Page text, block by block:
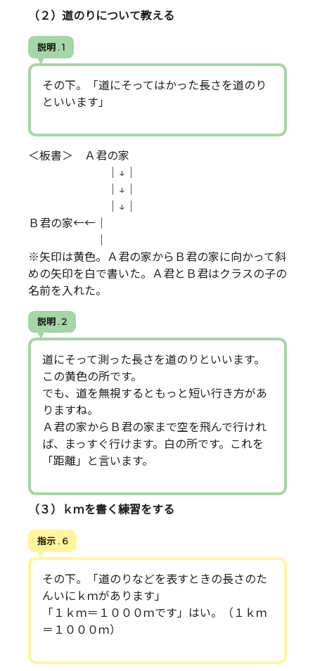
（２）道のりについて教える
説明 . 1
その下。「道にそってはかった長さを道のり
といいます」
＜板書＞ Ａ君の家
｜↓｜
｜↓｜
｜↓｜
Ｂ君の家←←｜
※矢印は黄色。Ａ君の家からＢ君の家に向かって斜
めの矢印を白で書いた。Ａ君とＢ君はクラスの子の
名前を入れた。
説明 . 2
道にそって測った長さを道のりといいます。
この黄色の所です。
でも、道を無視するともっと短い行き方があ
りますね。
Ａ君の家からＢ君の家まで空を飛んで行けれ
ば、まっすぐ行けます。白の所です。これを
「距離」と言います。
（３）ｋｍを書く練習をする
指示 . 6
その下。「道のりなどを表すときの長さのた
んいにｋｍがあります」
「１ｋｍ＝１０００ｍです」はい。（１ｋｍ
＝１０００ｍ）